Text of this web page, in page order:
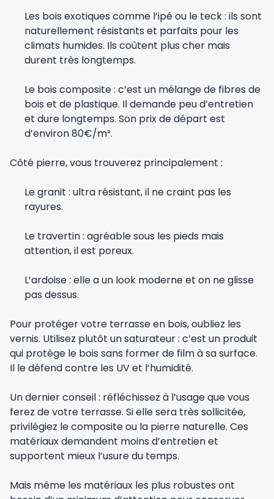
Les bois exotiques comme l’ipé ou le teck : ils sont
naturellement résistants et parfaits pour les
climats humides. Ils coûtent plus cher mais
durent très longtemps.
Le bois composite : c’est un mélange de fibres de
bois et de plastique. Il demande peu d’entretien
et dure longtemps. Son prix de départ est
d’environ 80€/m².
Côté pierre, vous trouverez principalement :
Le granit : ultra résistant, il ne craint pas les
rayures.
Le travertin : agréable sous les pieds mais
attention, il est poreux.
L’ardoise : elle a un look moderne et on ne glisse
pas dessus.
Pour protéger votre terrasse en bois, oubliez les
vernis. Utilisez plutôt un saturateur : c’est un produit
qui protège le bois sans former de film à sa surface.
Il le défend contre les UV et l’humidité.
Un dernier conseil : réfléchissez à l’usage que vous
ferez de votre terrasse. Si elle sera très sollicitée,
privilégiez le composite ou la pierre naturelle. Ces
matériaux demandent moins d’entretien et
supportent mieux l’usure du temps.
Mais même les matériaux les plus robustes ont